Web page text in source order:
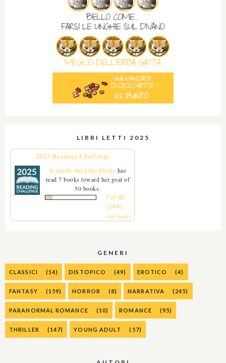
LIBRI LETTI 2025
2025 Reading Challenge
Il salotto del gatto libraio has
read 7 books toward her goal of
50 books.
7 of 50
(14%)
view books
GENERI
CLASSICI (14) DISTOPICO (49) EROTICO (4)
FANTASY (159) HORROR (8) NARRATIVA (245)
PARANORMAL ROMANCE (10) ROMANCE (95)
THRILLER (147) YOUNG ADULT (57)